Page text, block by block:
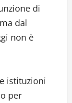
di
dal
non è
istituzioni
per